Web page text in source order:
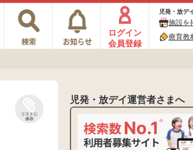
ログイン
会員登録
児発・放デ
施設を
療育教
リストに
保存
児発・放デイ運営者さまへ